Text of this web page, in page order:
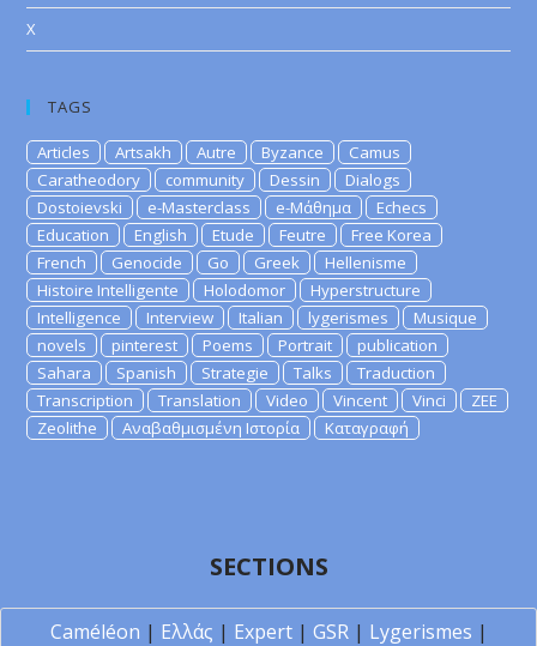
X
TAGS
Articles Artsakh Autre Byzance
Camus
Caratheodory
community Dessin
Dialogs
Dostoievski
e-Masterclass e-Μάθημα
Echecs
Education
English Etude Feutre
Free Korea
French
Genocide Go Greek
Hellenisme
Histoire Intelligente
Holodomor
Hyperstructure
Intelligence
Interview Italian lygerismes
Musique
novels
pinterest Poems Portrait
publication
Sahara
Spanish Strategie Talks
Traduction
Transcription
Translation Video Vincent Vinci
ZEE
Zeolithe
Αναβαθμισμένη Ιστορία Καταγραφή
SECTIONS
Caméléon | Ελλάς | Expert| GSR| Lygerismes |